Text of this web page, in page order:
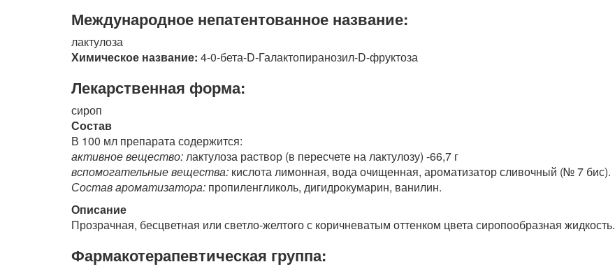
Международное непатентованное название:
лактулоза
Химическое название: 4-0-бета-D-Галактопиранозил-D-фруктоза
Лекарственная форма:
сироп
Состав
В 100 мл препарата содержится:
активное вещество:лактулоза раствор (в пересчете на лактулозу) -66,7 г
вспомогательные вещества: кислота лимонная, вода очищенная, ароматизатор сливочный (№ 7 бис).
Состав ароматизатора: пропиленгликоль, дигидрокумарин, ванилин.
Описание
Прозрачная, бесцветная или светло-желтого с коричневатым оттенком цвета сиропообразная жидкость.
Фармакотерапевтическая группа: